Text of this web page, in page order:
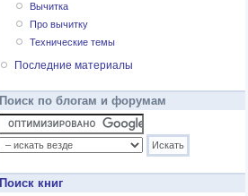
Вычитка
Про вычитку
Технические темы
Последние материалы
Поиск по блогам и форумам
Поиск книг